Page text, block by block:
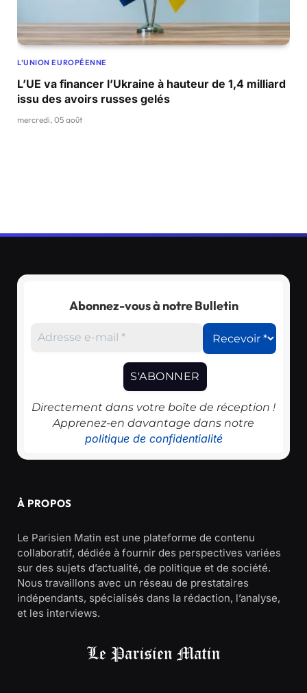
L'UNION EUROPÉENNE
L’UE va financer l’Ukraine à hauteur de 1,4 milliard
issu des avoirs russes gelés
mercredi, 05 août
Abonnez-vous à notre Bulletin
Directement dans votre boîte de réception !
Apprenez-en davantage dans notre
politique de confidentialité
À PROPOS
Le Parisien Matin est une plateforme de contenu
collaboratif, dédiée à fournir des perspectives variées
sur des sujets d’actualité, de politique et de société.
Nous travaillons avec un réseau de prestataires
indépendants, spécialisés dans la rédaction, l’analyse,
et les interviews.